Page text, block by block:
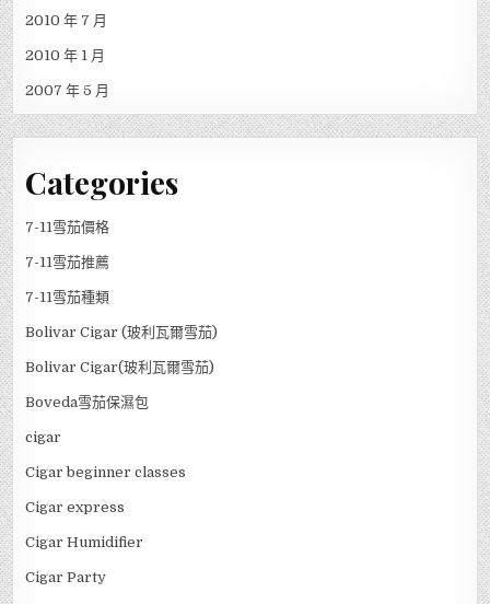
2010 年 7 月
2010 年 1 月
2007 年 5 月
Categories
7-11雪茄價格
7-11雪茄推薦
7-11雪茄種類
Bolivar Cigar (玻利瓦爾雪茄)
Bolivar Cigar(玻利瓦爾雪茄)
Boveda雪茄保濕包
cigar
Cigar beginner classes
Cigar express
Cigar Humidifier
Cigar Party